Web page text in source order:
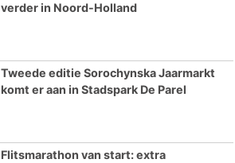
verder in Noord-Holland
Tweede editie Sorochynska Jaarmarkt
komt er aan in Stadspark De Parel
Flitsmarathon van start: extra